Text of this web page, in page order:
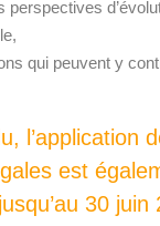
perspectives
qui peuvent y
l’application
est
30 juin